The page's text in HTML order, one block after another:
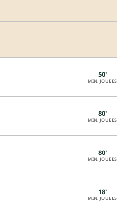
50'
MIN. JOUEES
80'
MIN. JOUEES
80'
MIN. JOUEES
18'
MIN. JOUEES